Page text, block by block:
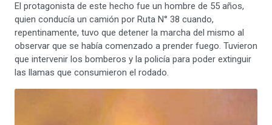
El protagonista de este hecho fue un hombre de 55 años,
quien conducía un camión por Ruta N° 38 cuando,
repentinamente, tuvo que detener la marcha del mismo al
observar que se había comenzado a prender fuego. Tuvieron
que intervenir los bomberos y la policía para poder extinguir
las llamas que consumieron el rodado.